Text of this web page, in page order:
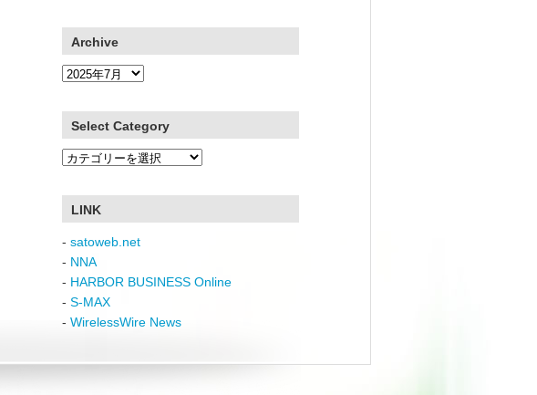
Archive
Archive
Select Category
Select
LINK
- satoweb.net
- NNA
- HARBOR BUSINESS Online
- S-MAX
- WirelessWire News